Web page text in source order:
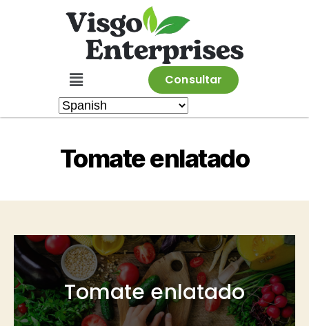
Consultar
Tomate enlatado
Tomate enlatado